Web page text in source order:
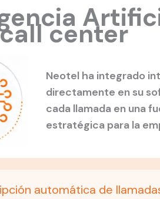
center
Neotel ha integrado
directamente en su
cada llamada en una
estratégica para la
automática de